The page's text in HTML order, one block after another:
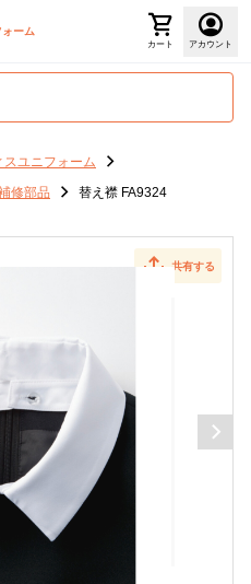
ーム
カート アカウント
ユニフォーム
修部品 替え襟 FA9324
共有する